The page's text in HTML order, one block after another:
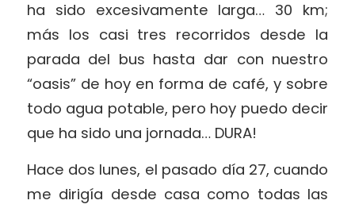
ha sido excesivamente larga… 30 km;
más los casi tres recorridos desde la
parada del bus hasta dar con nuestro
“oasis” de hoy en forma de café, y sobre
todo agua potable, pero hoy puedo decir
que ha sido una jornada… DURA!
Hace dos lunes, el pasado día 27, cuando
me dirigía desde casa como todas las